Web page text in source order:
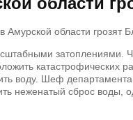
катастрофических
воду. Шеф
неженатый сброс воды,